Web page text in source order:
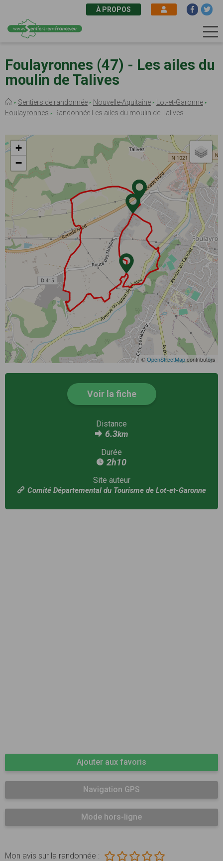
au
contenu
principal
À PROPOS
Foulayronnes (47) - Les ailes du
moulin de Talives
Fil
d'Ariane
Sentiers de randonnée Nouvelle-Aquitaine
Lot-et-Garonne
Foulayronnes
Randonnée Les ailes du moulin de Talives
+
−
©OpenStreetMapcontributors
Voir la fiche
Distance
6.3km
Durée
2h10
Site auteur
Comité Départemental du Tourisme de Lot-et-Garonne
Ajouter aux favoris
Navigation GPS
Mode hors-ligne
Mon avis sur la randonnée :